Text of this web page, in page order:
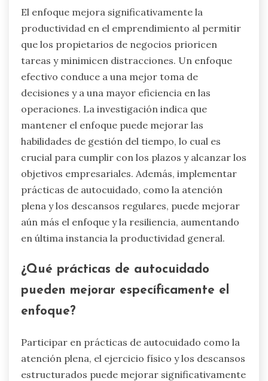
El enfoque mejora significativamente la
productividad en el emprendimiento al permitir
que los propietarios de negocios prioricen
tareas y minimicen distracciones. Un enfoque
efectivo conduce a una mejor toma de
decisiones y a una mayor eficiencia en las
operaciones. La investigación indica que
mantener el enfoque puede mejorar las
habilidades de gestión del tiempo, lo cual es
crucial para cumplir con los plazos y alcanzar los
objetivos empresariales. Además, implementar
prácticas de autocuidado, como la atención
plena y los descansos regulares, puede mejorar
aún más el enfoque y la resiliencia, aumentando
en última instancia la productividad general.
¿Qué prácticas de autocuidado
pueden mejorar específicamente el
enfoque?
Participar en prácticas de autocuidado como la
atención plena, el ejercicio físico y los descansos
estructurados puede mejorar significativamente